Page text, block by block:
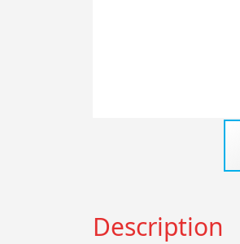
Description